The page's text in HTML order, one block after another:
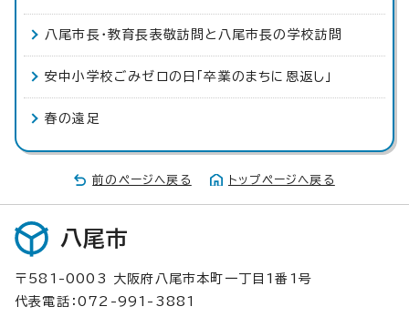
八尾市長・教育長表敬訪問と八尾市長の学校訪問
安中小学校ごみゼロの日「卒業のまちに恩返し」
春の遠足
前のページへ戻る トップページへ戻る
八尾市
〒581-0003 大阪府八尾市本町一丁目1番1号
代表電話：072-991-3881